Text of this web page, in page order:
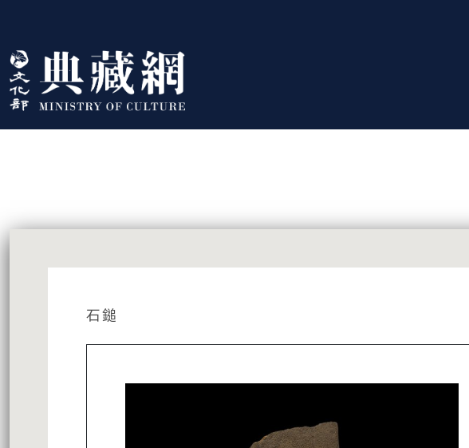
:::
石鎚